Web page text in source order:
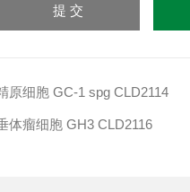
原细胞 GC-1 spg CLD2114
体瘤细胞 GH3 CLD2116